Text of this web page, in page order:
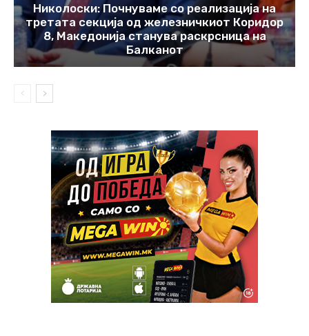
Николоски: Почнуваме со реализација на
третата секција од железничкиот Коридор
8, Македонија станува раскрсница на
Балканот